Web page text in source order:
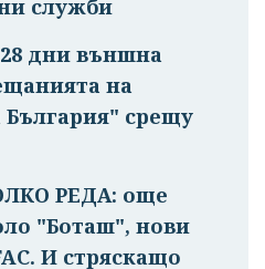
служби
дни външна
на
България" срещу
РЕДА: още
"Боташ", нови
И стряскащо